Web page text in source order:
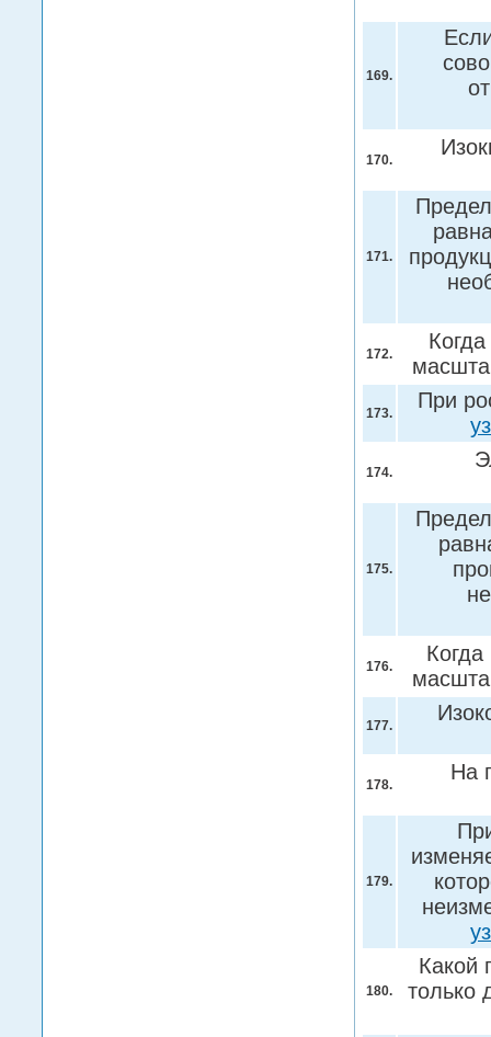
169.
170.
171.
172.
173.
При
174.
175.
176.
177.
178.
На
179.
180.
Какой
только